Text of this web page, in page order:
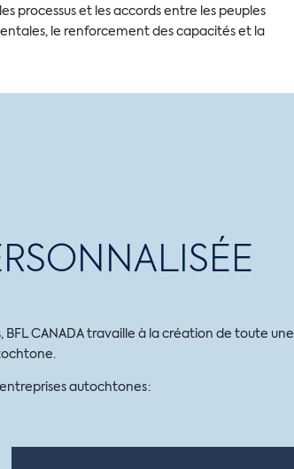
processus et les accords entre les peuples
le renforcement des capacités et la
CANADA travaille à la création de toute une
autochtones :